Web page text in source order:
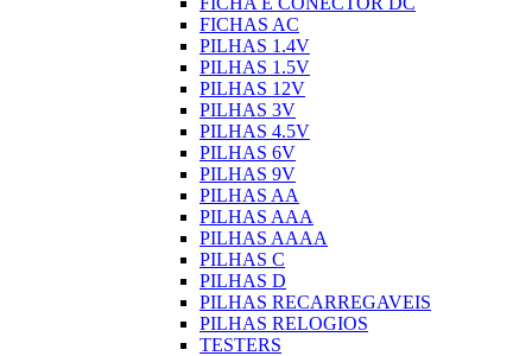
FICHAS AC
PILHAS 1.4V
PILHAS 1.5V
PILHAS 12V
PILHAS 3V
PILHAS 4.5V
PILHAS 6V
PILHAS 9V
PILHAS AA
PILHAS AAA
PILHAS AAAA
PILHAS C
PILHAS D
PILHAS RECARREGAVEIS
PILHAS RELOGIOS
TESTERS